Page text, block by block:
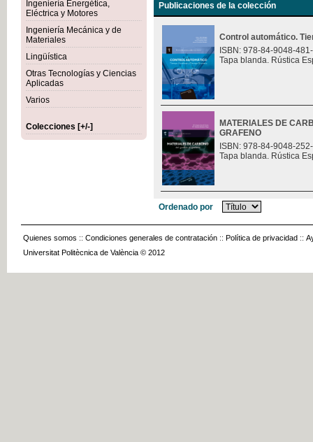
Ingeniería Energética,
Eléctrica y Motores
Ingeniería Mecánica y de
Materiales
Lingüística
Otras Tecnologías y Ciencias
Aplicadas
Varios
Colecciones [+/-]
Publicaciones de la colección
Control automático.
ISBN: 978-84-9048-
Tapa blanda. Rústica
MATERIALES DE
GRAFENO
ISBN: 978-84-9048-
Tapa blanda. Rústica
Ordenado por
Quienes somos :: Condiciones generales de contratación :: Política de privacidad ::
Universitat Politècnica de València © 2012